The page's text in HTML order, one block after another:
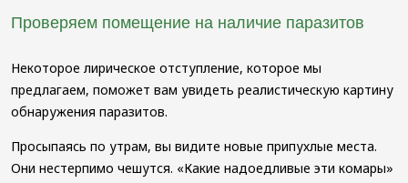
Проверяем помещение на наличие паразитов
Некоторое лирическое отступление, которое мы
предлагаем, поможет вам увидеть реалистическую картину
обнаружения паразитов.
Просыпаясь по утрам, вы видите новые припухлые места.
Они нестерпимо чешутся. «Какие надоедливые эти комары»